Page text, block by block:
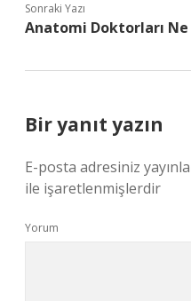
Sonraki Yazı
Anatomi Doktorları Ne
Bir yanıt yazın
E-posta adresiniz
ile işaretlenmişlerdir
Yorum